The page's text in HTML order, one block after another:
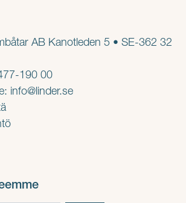
AB Kanotleden 5 • SE-362 32
190 00
info@linder.se